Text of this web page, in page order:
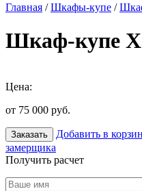
Главная /Шкафы-купе /
Шкаф-купе
Цена:
от 75 000 руб.
Заказать Добавить в
замерщика
Получить расчет